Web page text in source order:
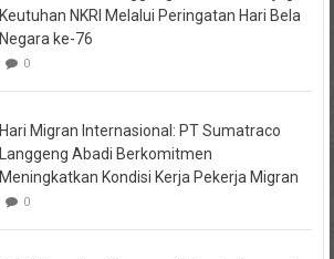
Keutuhan NKRI Melalui Peringatan Hari Bela
Negara ke-76
0
Hari Migran Internasional: PT Sumatraco
Langgeng Abadi Berkomitmen
Meningkatkan Kondisi Kerja Pekerja Migran
0